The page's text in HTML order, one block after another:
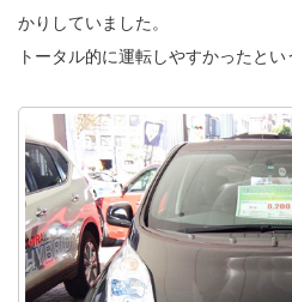
かりしていました。
トータル的に運転しやすかったとい